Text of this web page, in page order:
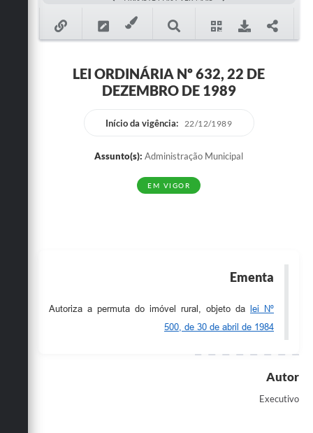
Ouvidoria
Legislação
Conselho Tutelar.
LEI ORDINÁRIA Nº 632, 22 DE
DEZEMBRO DE 1989
Início da vigência: 22/12/1989
Assunto(s): Administração Municipal
EM VIGOR
Ementa
Autoriza a permuta do imóvel rural, objeto da
lei Nº
500, de 30 de abril de 1984
Autor
Executivo